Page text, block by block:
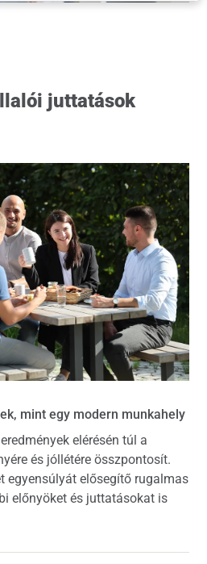
juttatások
mint egy modern munkahely
elérésén túl a
és jóllétére összpontosít.
egyensúlyát elősegítő rugalmas
előnyöket és juttatásokat is